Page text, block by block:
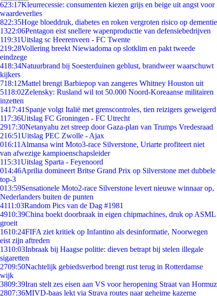
623:17Kleurrecessie: consumenten kiezen grijs en beige uit angst voor
waardeverlies
822:35Hoge bloeddruk, diabetes en roken vergroten risico op dementie
1322:06Pentagon eist snellere wapenproductie van defensiebedrijven
119:31Uitslag sc Heerenveen - FC Twente
219:28Vollering breekt Niewiadoma op slotklim en pakt tweede
eindzege
418:34Natuurbrand bij Soesterduinen geblust, brandweer waarschuwt
kijkers
718:12Mattel brengt Barbiepop van zangeres Whitney Houston uit
5118:02Zelensky: Rusland wil tot 50.000 Noord-Koreaanse militairen
inzetten
1417:41 Spanje volgt Italië met grenscontroles, tien reizigers geweigerd
117:36Uitslag FC Groningen - FC Utrecht
2917:30Netanyahu zet streep door Gaza-plan van Trumps Vredesraad
216:51Uitslag PEC Zwolle - Ajax
016:11 Almansa wint Moto3-race Silverstone, Uriarte profiteert niet
van afwezige kampioenschapsleider
115:31Uitslag Sparta - Feyenoord
014:46Aprilia domineert Britse Grand Prix op Silverstone met dubbele
top-3
013:59Sensationele Moto2-race Silverstone levert nieuwe winnaar op,
Nederlanders buiten de punten
4111:03Random Pics van de Dag #1981
4910:39China boekt doorbraak in eigen chipmachines, druk op ASML
groeit
1610:24FIFA ziet kritiek op Infantino als desinformatie, Noorwegen
eist zijn aftreden
1310:03Inbraak bij Haagse politie: dieven betrapt bij stelen illegale
sigaretten
2709:50Nachtelijk gebiedsverbod brengt rust terug in Rotterdamse
wijk
3809:39Iran stelt zes eisen aan VS voor heropening Straat van Hormuz
2807:36MIVD-baas lekt via Strava routes naar geheime kazerne